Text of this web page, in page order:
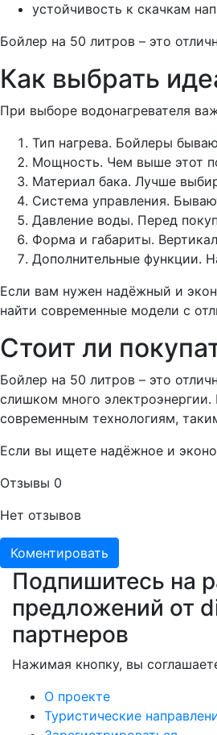
устойчивость к скачкам
Бойлер на 50 литров – это
Как выбрать
При выборе водонагревателя
Тип нагрева. Бойлеры
Мощность. Чем выше этот
Материал бака. Лучше
Система управления.
Давление воды. Перед
Форма и габариты.
Дополнительные функции.
Если вам нужен надёжный и
найти современные модели с
Стоит ли
Бойлер на 50 литров – это
слишком много
современным технологиям,
Если вы ищете надёжное и
Отзывы 0
Нет отзывов
Коментировать
Подпишитесь на
предложений от
партнеров
Нажимая кнопку, вы
О проекте
Туристические